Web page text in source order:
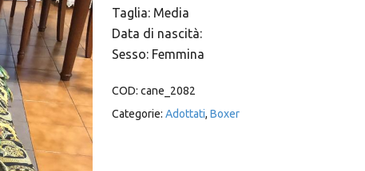
Taglia: Media
Data di nascità:
Sesso: Femmina
COD: cane_2082
Categorie: Adottati, Boxer